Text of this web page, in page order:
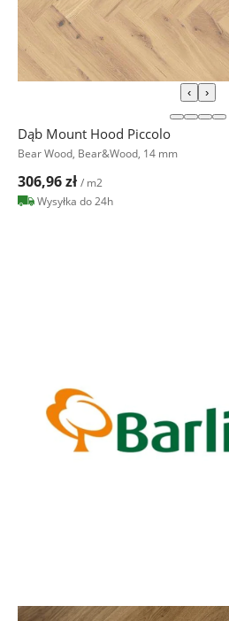
‹ ›
Dąb Mount Hood Piccolo
Bear Wood, Bear&Wood, 14 mm
306,96 zł / m2
Wysyłka do 24h